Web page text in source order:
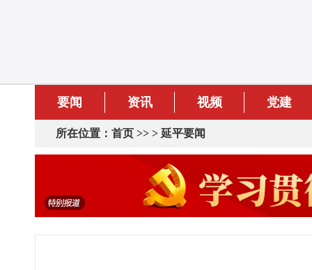
要闻 资讯 视频 党建
所在位置： 首页 >> > 延平要闻